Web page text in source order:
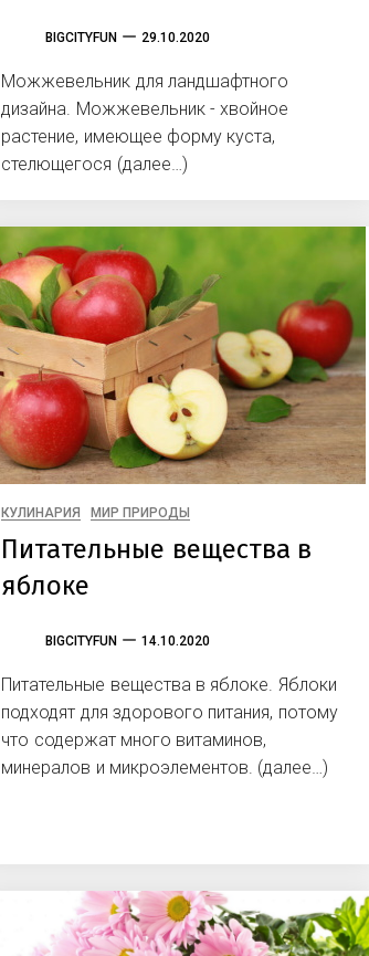
BIGCITYFUN 29.10.2020
Можжевельник для ландшафтного
дизайна. Можжевельник - хвойное
растение, имеющее форму куста,
стелющегося (далее…)
КУЛИНАРИЯ МИР ПРИРОДЫ
Питательные вещества в
яблоке
BIGCITYFUN 14.10.2020
Питательные вещества в яблоке. Яблоки
подходят для здорового питания, потому
что содержат много витаминов,
минералов и микроэлементов. (далее…)